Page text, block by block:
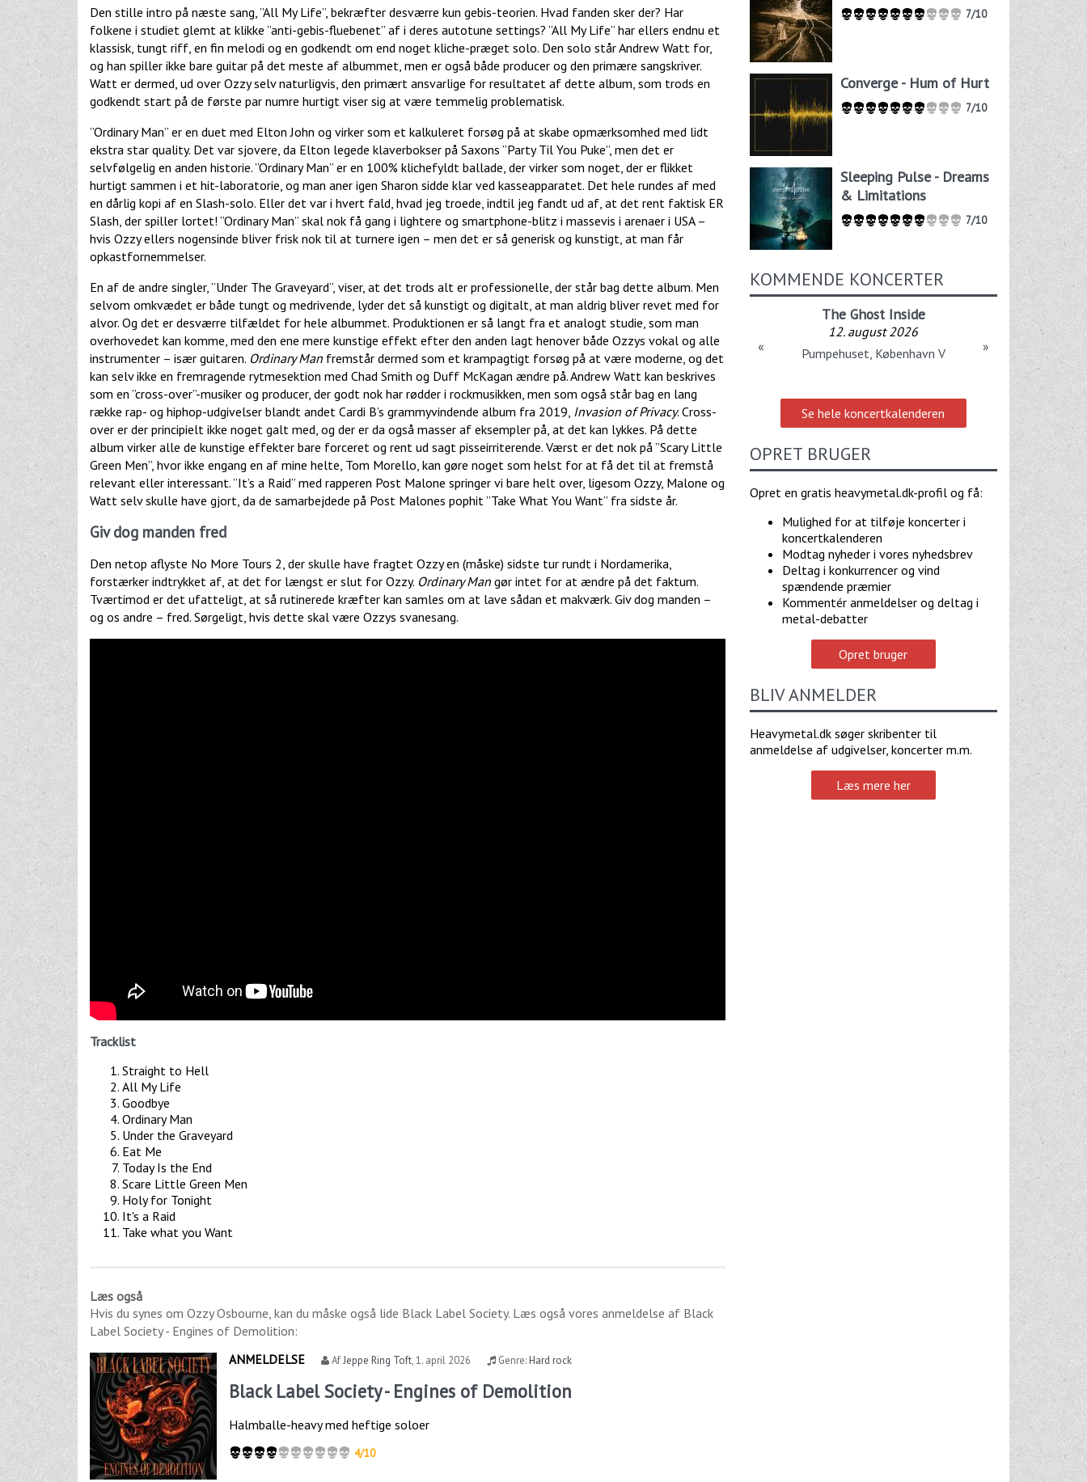
Den stille intro på næste sang, ”All My Life”, bekræfter desværre kun gebis-teorien. Hvad fanden sker der? Har
folkene i studiet glemt at klikke ”anti-gebis-fluebenet” af i deres autotune settings? ”All My Life” har ellers endnu et
klassisk, tungt riff, en fin melodi og en godkendt om end noget kliche-præget solo. Den solo står Andrew Watt for,
og han spiller ikke bare guitar på det meste af albummet, men er også både producer og den primære sangskriver.
Watt er dermed, ud over Ozzy selv naturligvis, den primært ansvarlige for resultatet af dette album, som trods en
godkendt start på de første par numre hurtigt viser sig at være temmelig problematisk.
”Ordinary Man” er en duet med Elton John og virker som et kalkuleret forsøg på at skabe opmærksomhed med lidt
ekstra star quality. Det var sjovere, da Elton legede klaverbokser på Saxons ”Party Til You Puke”, men det er
selvfølgelig en anden historie. ”Ordinary Man” er en 100% klichefyldt ballade, der virker som noget, der er flikket
hurtigt sammen i et hit-laboratorie, og man aner igen Sharon sidde klar ved kasseapparatet. Det hele rundes af med
en dårlig kopi af en Slash-solo. Eller det var i hvert fald, hvad jeg troede, indtil jeg fandt ud af, at det rent faktisk ER
Slash, der spiller lortet! ”Ordinary Man” skal nok få gang i lightere og smartphone-blitz i massevis i arenaer i USA –
hvis Ozzy ellers nogensinde bliver frisk nok til at turnere igen – men det er så generisk og kunstigt, at man får
opkastfornemmelser.
En af de andre singler, ”Under The Graveyard”, viser, at det trods alt er professionelle, der står bag dette album. Men
selvom omkvædet er både tungt og medrivende, lyder det så kunstigt og digitalt, at man aldrig bliver revet med for
alvor. Og det er desværre tilfældet for hele albummet. Produktionen er så langt fra et analogt studie, som man
overhovedet kan komme, med den ene mere kunstige effekt efter den anden lagt henover både Ozzys vokal og alle
instrumenter – især guitaren. Ordinary Man fremstår dermed som et krampagtigt forsøg på at være moderne, og det
kan selv ikke en fremragende rytmesektion med Chad Smith og Duff McKagan ændre på. Andrew Watt kan beskrives
som en ”cross-over”-musiker og producer, der godt nok har rødder i rockmusikken, men som også står bag en lang
række rap- og hiphop-udgivelser blandt andet Cardi B’s grammyvindende album fra 2019, Invasion of Privacy. Cross-
over er der principielt ikke noget galt med, og der er da også masser af eksempler på, at det kan lykkes. På dette
album virker alle de kunstige effekter bare forceret og rent ud sagt pisseirriterende. Værst er det nok på ”Scary Little
Green Men”, hvor ikke engang en af mine helte, Tom Morello, kan gøre noget som helst for at få det til at fremstå
relevant eller interessant. ”It’s a Raid” med rapperen Post Malone springer vi bare helt over, ligesom Ozzy, Malone og
Watt selv skulle have gjort, da de samarbejdede på Post Malones pophit ”Take What You Want” fra sidste år.
Giv dog manden fred
Den netop aflyste No More Tours 2, der skulle have fragtet Ozzy en (måske) sidste tur rundt i Nordamerika,
forstærker indtrykket af, at det for længst er slut for Ozzy. Ordinary Man gør intet for at ændre på det faktum.
Tværtimod er det ufatteligt, at så rutinerede kræfter kan samles om at lave sådan et makværk. Giv dog manden –
og os andre – fred. Sørgeligt, hvis dette skal være Ozzys svanesang.
Tracklist
Straight to Hell
All My Life
Goodbye
Ordinary Man
Under the Graveyard
Eat Me
Today Is the End
Scare Little Green Men
Holy for Tonight
It's a Raid
Take what you Want
Læs også
Hvis du synes om Ozzy Osbourne , kan du måske også lide Black Label Society. Læs også vores anmeldelse af Black
Label Society - Engines of Demolition:
ANMELDELSE
AfJeppe Ring Toft,1. april 2026 Genre:Hard rock
Black Label Society - Engines of Demolition
Halmballe-heavy med heftige soloer
4/10
7/10
Converge - Hum of Hurt
7/10
Sleeping Pulse - Dreams
& Limitations
7/10
KOMMENDE KONCERTER
The Ghost Inside
12. august 2026
Pumpehuset, København V
« »
Se hele koncertkalenderen
OPRET BRUGER
Opret en gratis heavymetal.dk-profil og få:
Mulighed for at tilføje koncerter i
koncertkalenderen
Modtag nyheder i vores nyhedsbrev
Deltag i konkurrencer og vind
spændende præmier
Kommentér anmeldelser og deltag i
metal-debatter
Opret bruger
BLIV ANMELDER
Heavymetal.dk søger skribenter til
anmeldelse af udgivelser, koncerter m.m.
Læs mere her